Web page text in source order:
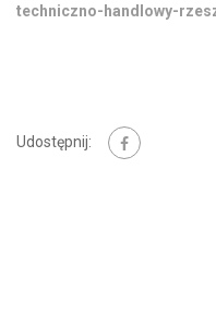
techniczno-handlowy-
Udostępnij: